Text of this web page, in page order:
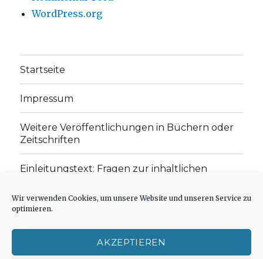
Wir verwenden Cookies, um unsere Website und unseren Service zu
optimieren.
AKZEPTIEREN
WordPress.org
Startseite
Impressum
Weitere Veröffentlichungen in Büchern oder
Zeitschriften
Einleitungstext: Fragen zur inhaltlichen
„schwachen Glaubens“